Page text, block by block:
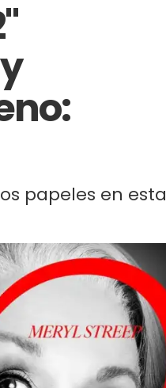
papeles en esta